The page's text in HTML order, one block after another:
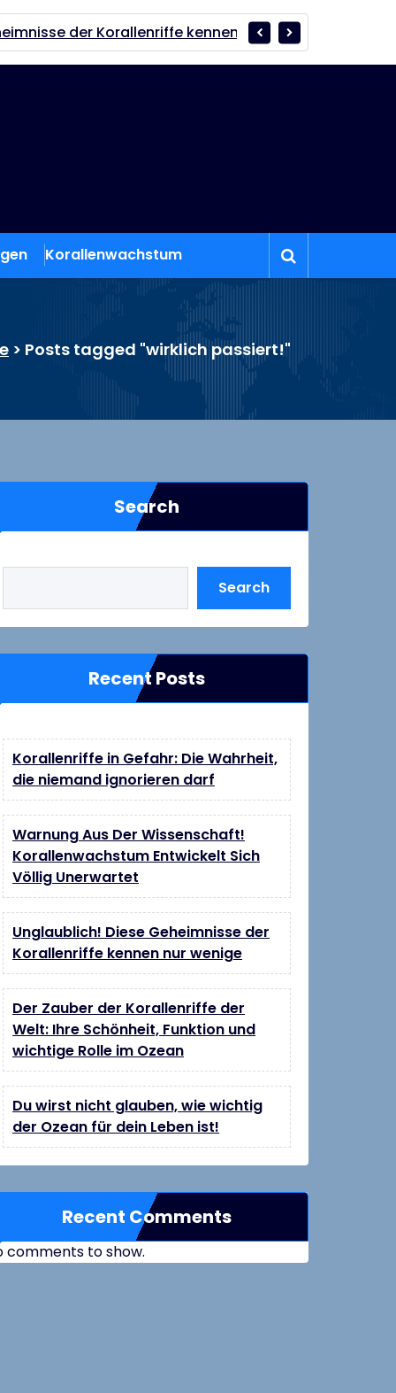
kennen nur wenige Der Zauber der
Korallenwachstum
> Posts tagged "wirklich passiert!"
Search
Search
Recent Posts
Korallenriffe in Gefahr: Die Wahrheit,
die niemand ignorieren darf
Warnung Aus Der Wissenschaft!
Korallenwachstum Entwickelt Sich
Völlig Unerwartet
Unglaublich! Diese Geheimnisse der
Korallenriffe kennen nur wenige
Der Zauber der Korallenriffe der
Welt: Ihre Schönheit, Funktion und
wichtige Rolle im Ozean
Du wirst nicht glauben, wie wichtig
der Ozean für dein Leben ist!
Recent Comments
comments to show.